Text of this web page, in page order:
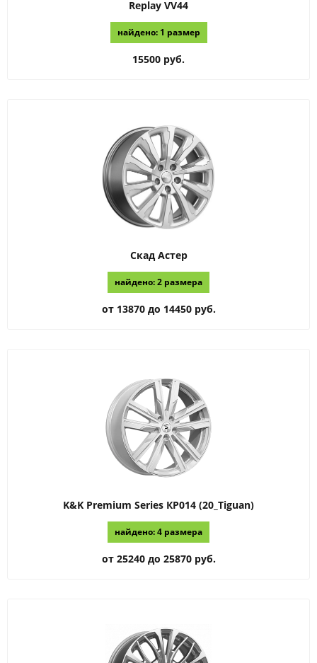
Replay VV44
найдено: 1 размер
15500 руб.
Скад Астер
найдено: 2 размера
от 13870 до 14450 руб.
K&K Premium Series КР014 (20_Tiguan)
найдено: 4 размера
от 25240 до 25870 руб.